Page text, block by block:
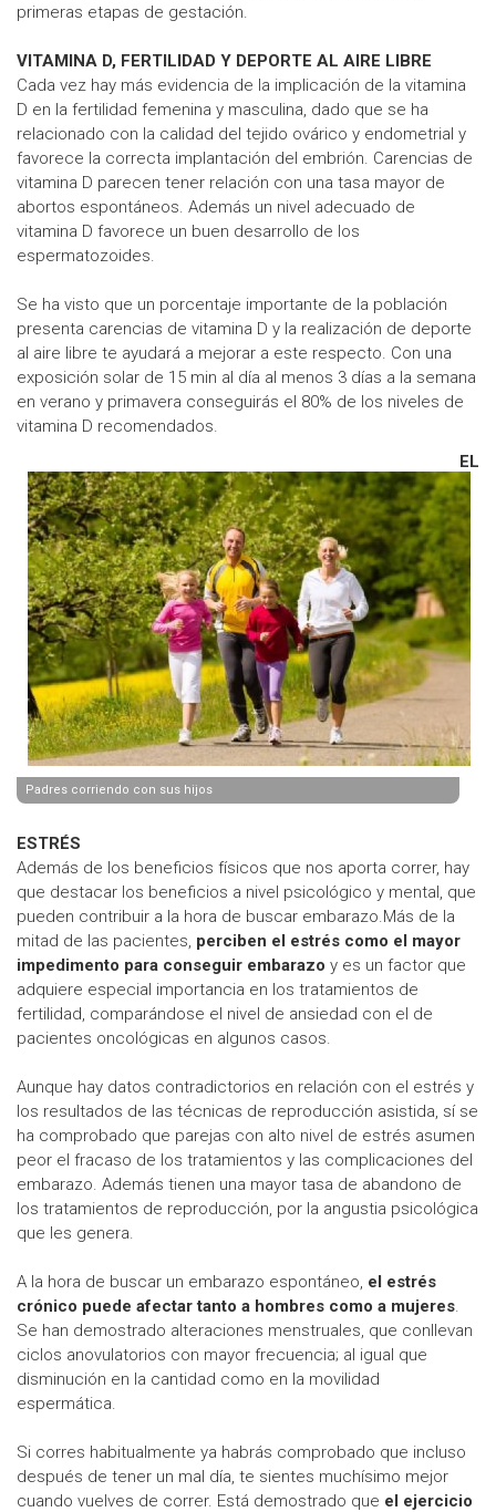
primeras etapas de gestación.
VITAMINA D, FERTILIDAD Y DEPORTE AL AIRE LIBRE
Cada vez hay más evidencia de la implicación de la vitamina
D en la fertilidad femenina y masculina, dado que se ha
relacionado con la calidad del tejido ovárico y endometrial y
favorece la correcta implantación del embrión. Carencias de
vitamina D parecen tener relación con una tasa mayor de
abortos espontáneos. Además un nivel adecuado de
vitamina D favorece un buen desarrollo de los
espermatozoides.
Se ha visto que un porcentaje importante de la población
presenta carencias de vitamina D y la realización de deporte
al aire libre te ayudará a mejorar a este respecto. Con una
exposición solar de 15 min al día al menos 3 días a la semana
en verano y primavera conseguirás el 80% de los niveles de
vitamina D recomendados.
Padres corriendo con sus hijos
EL
ESTRÉS
Además de los beneficios físicos que nos aporta correr, hay
que destacar los beneficios a nivel psicológico y mental, que
pueden contribuir a la hora de buscar embarazo.Más de la
mitad de las pacientes, perciben el estrés como el mayor
impedimento para conseguir embarazo y es un factor que
adquiere especial importancia en los tratamientos de
fertilidad, comparándose el nivel de ansiedad con el de
pacientes oncológicas en algunos casos.
Aunque hay datos contradictorios en relación con el estrés y
los resultados de las técnicas de reproducción asistida, sí se
ha comprobado que parejas con alto nivel de estrés asumen
peor el fracaso de los tratamientos y las complicaciones del
embarazo. Además tienen una mayor tasa de abandono de
los tratamientos de reproducción, por la angustia psicológica
que les genera.
A la hora de buscar un embarazo espontáneo, el estrés
crónico puede afectar tanto a hombres como a mujeres.
Se han demostrado alteraciones menstruales, que conllevan
ciclos anovulatorios con mayor frecuencia; al igual que
disminución en la cantidad como en la movilidad
espermática.
Si corres habitualmente ya habrás comprobado que incluso
después de tener un mal día, te sientes muchísimo mejor
cuando vuelves de correr. Está demostrado que el ejercicio